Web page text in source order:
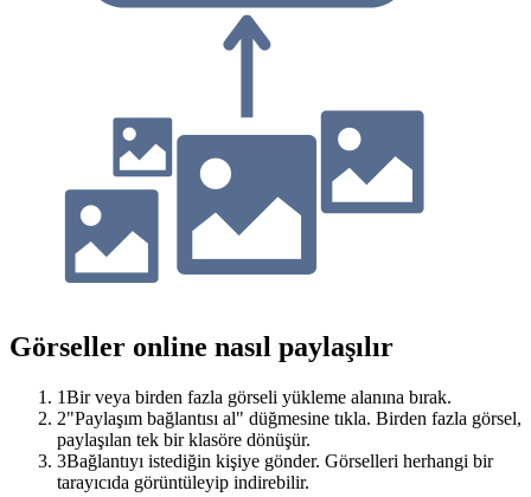
Görseller online nasıl paylaşılır
1Bir veya birden fazla görseli yükleme alanına bırak.
2"Paylaşım bağlantısı al" düğmesine tıkla. Birden fazla görsel,
paylaşılan tek bir klasöre dönüşür.
3Bağlantıyı istediğin kişiye gönder. Görselleri herhangi bir
tarayıcıda görüntüleyip indirebilir.